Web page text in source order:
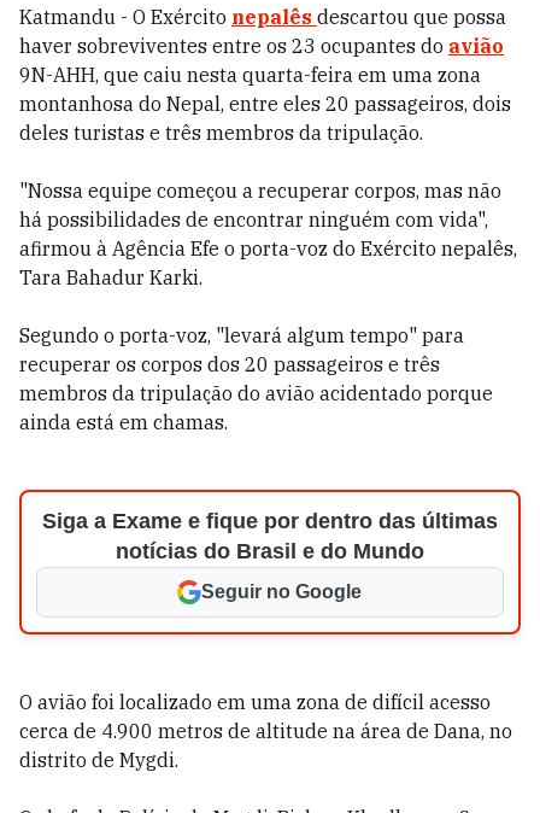
Katmandu - O Exército nepalês descartou que possa
haver sobreviventes entre os 23 ocupantes do avião
9N-AHH, que caiu nesta quarta-feira em uma zona
montanhosa do Nepal, entre eles 20 passageiros, dois
deles turistas e três membros da tripulação.
"Nossa equipe começou a recuperar corpos, mas não
há possibilidades de encontrar ninguém com vida",
afirmou à Agência Efe o porta-voz do Exército nepalês,
Tara Bahadur Karki.
Segundo o porta-voz, "levará algum tempo" para
recuperar os corpos dos 20 passageiros e três
membros da tripulação do avião acidentado porque
ainda está em chamas.
Siga a Exame e fique por dentro das últimas
notícias do Brasil e do Mundo
Seguir no Google
O avião foi localizado em uma zona de difícil acesso
cerca de 4.900 metros de altitude na área de Dana, no
distrito de Mygdi.